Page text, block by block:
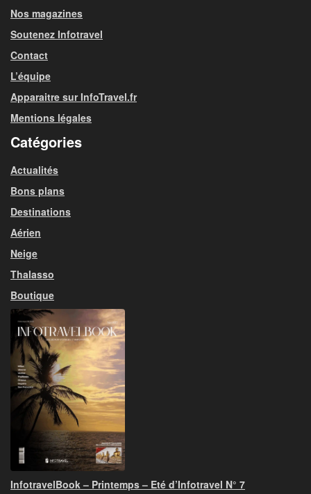
Nos magazines
Soutenez Infotravel
Contact
L’équipe
Apparaitre sur InfoTravel.fr
Mentions légales
Catégories
Actualités
Bons plans
Destinations
Aérien
Neige
Thalasso
Boutique
InfotravelBook – Printemps – Eté d’Infotravel N° 7